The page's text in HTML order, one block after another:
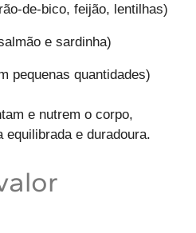
de-bico, feijão, lentilhas)
e sardinha)
pequenas quantidades)
e nutrem o corpo,
equilibrada e duradoura.